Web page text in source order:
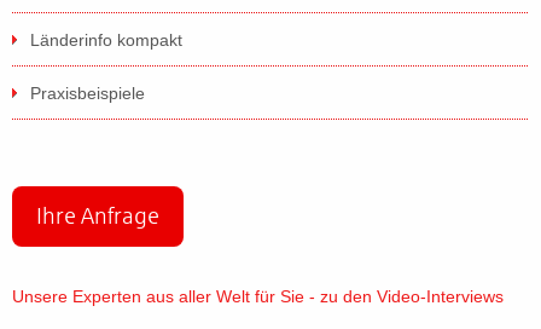
Länderinfo kompakt
Praxisbeispiele
Ihre Anfrage
Unsere Experten aus aller Welt für Sie - zu den Video-Interviews